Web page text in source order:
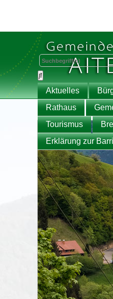
Aktuelles
Rathaus
Tourismus
Erklärung zur